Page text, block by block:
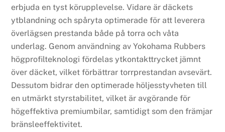
erbjuda en tyst körupplevelse. Vidare är däckets
ytblandning och spåryta optimerade för att leverera
överlägsen prestanda både på torra och våta
underlag. Genom användning av Yokohama Rubbers
högprofilteknologi fördelas ytkontakttrycket jämnt
över däcket, vilket förbättrar torrprestandan avsevärt.
Dessutom bidrar den optimerade höljesstyvheten till
en utmärkt styrstabilitet, vilket är avgörande för
högeffektiva premiumbilar, samtidigt som den främjar
bränsleeffektivitet.